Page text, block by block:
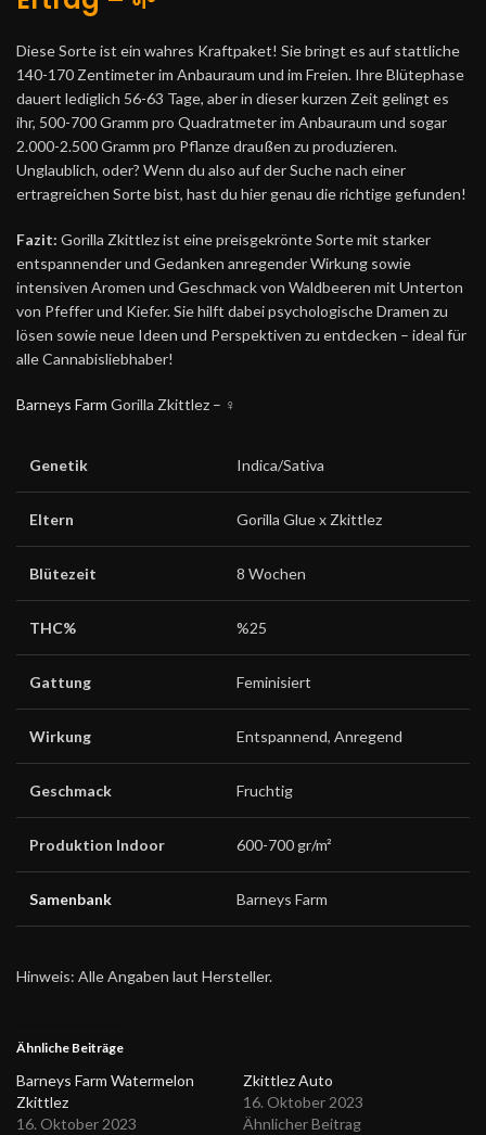
Diese Sorte ist ein wahres Kraftpaket! Sie bringt es auf stattliche
140-170 Zentimeter im Anbauraum und im Freien. Ihre Blütephase
dauert lediglich 56-63 Tage, aber in dieser kurzen Zeit gelingt es
ihr, 500-700 Gramm pro Quadratmeter im Anbauraum und sogar
2.000-2.500 Gramm pro Pflanze draußen zu produzieren.
Unglaublich, oder? Wenn du also auf der Suche nach einer
ertragreichen Sorte bist, hast du hier genau die richtige gefunden!
Fazit: Gorilla Zkittlez ist eine preisgekrönte Sorte mit starker
entspannender und Gedanken anregender Wirkung sowie
intensiven Aromen und Geschmack von Waldbeeren mit Unterton
von Pfeffer und Kiefer. Sie hilft dabei psychologische Dramen zu
lösen sowie neue Ideen und Perspektiven zu entdecken – ideal für
alle Cannabisliebhaber!
Barneys Farm Gorilla Zkittlez – ♀️
Genetik Indica/Sativa
Eltern Gorilla Glue x Zkittlez
Blütezeit 8 Wochen
THC% %25
Gattung Feminisiert
Wirkung Entspannend, Anregend
Geschmack Fruchtig
Produktion Indoor 600-700 gr/m²
Samenbank Barneys Farm
Hinweis: Alle Angaben laut Hersteller.
Ähnliche Beiträge
Barneys Farm Watermelon
Zkittlez
16. Oktober 2023
Zkittlez Auto
16. Oktober 2023
Ähnlicher Beitrag